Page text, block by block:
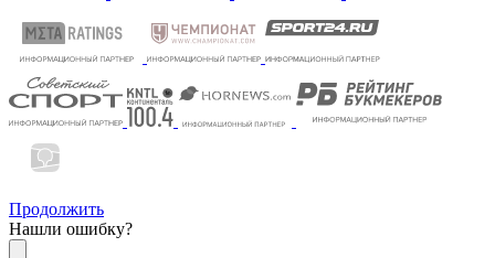
Продолжить
Нашли ошибку?